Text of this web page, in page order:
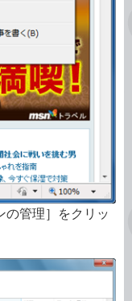
の管理］をクリッ